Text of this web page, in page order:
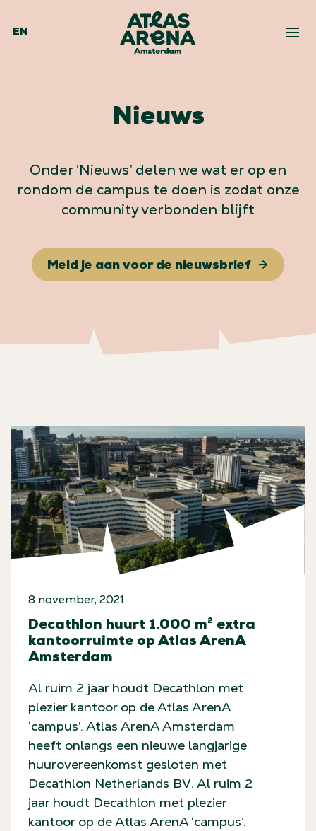
EN
Nieuws
Onder ‘Nieuws’ delen we wat er op en
rondom de campus te doen is zodat onze
community verbonden blijft
Meld je aan voor de nieuwsbrief
8 november, 2021
Decathlon huurt 1.000 m² extra
kantoorruimte op Atlas ArenA
Amsterdam
Al ruim 2 jaar houdt Decathlon met
plezier kantoor op de Atlas ArenA
‘campus’. Atlas ArenA Amsterdam
heeft onlangs een nieuwe langjarige
huurovereenkomst gesloten met
Decathlon Netherlands BV. Al ruim 2
jaar houdt Decathlon met plezier
kantoor op de Atlas ArenA ‘campus’.